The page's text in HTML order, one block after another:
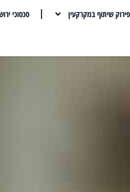
פירוק שיתוף במקרקעין סכסוכי